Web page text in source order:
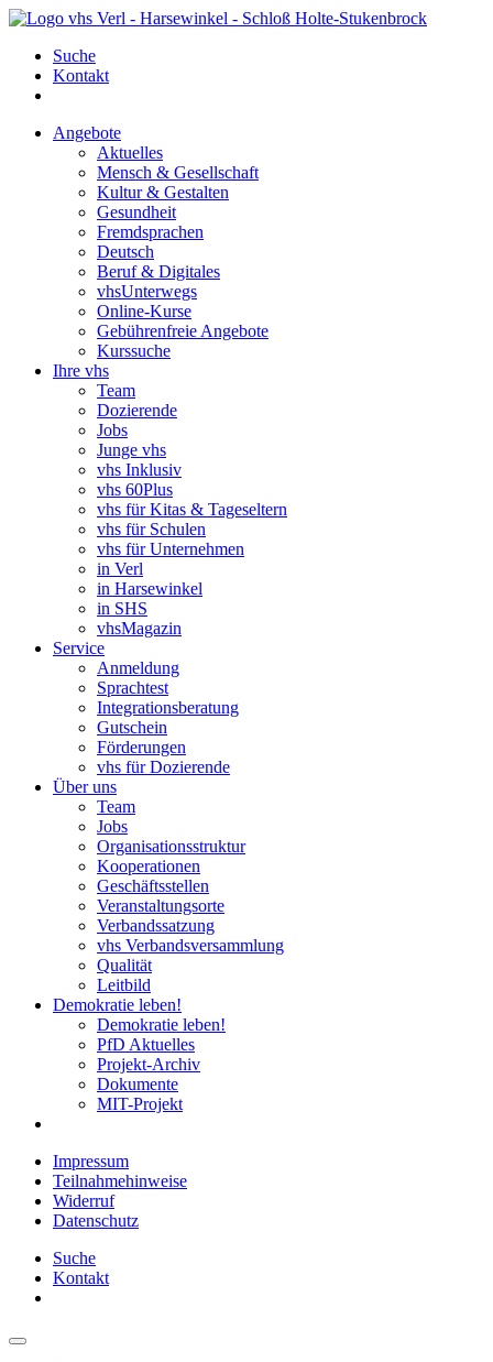
Suche
Kontakt
Angebote
Aktuelles
Mensch & Gesellschaft
Kultur & Gestalten
Gesundheit
Fremdsprachen
Deutsch
Beruf & Digitales
vhsUnterwegs
Online-Kurse
Gebührenfreie Angebote
Kurssuche
Ihre vhs
Team
Dozierende
Jobs
Junge vhs
vhs Inklusiv
vhs 60Plus
vhs für Kitas & Tageseltern
vhs für Schulen
vhs für Unternehmen
in Verl
in Harsewinkel
in SHS
vhsMagazin
Service
Anmeldung
Sprachtest
Integrationsberatung
Gutschein
Förderungen
vhs für Dozierende
Über uns
Team
Jobs
Organisationsstruktur
Kooperationen
Geschäftsstellen
Veranstaltungsorte
Verbandssatzung
vhs Verbandsversammlung
Qualität
Leitbild
Demokratie leben!
Demokratie leben!
PfD Aktuelles
Projekt-Archiv
Dokumente
MIT-Projekt
Impressum
Teilnahmehinweise
Widerruf
Datenschutz
Suche
Kontakt